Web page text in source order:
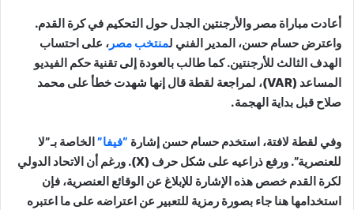
أعادت مباراة مصر والأرجنتين الجدل حول التحكيم في كرة القدم.
واعترض حسام حسن، المدير الفني لمنتخب مصر ، على احتساب
الهدف الثالث للأرجنتين. كما طالب بالعودة إلى تقنية حكم الفيديو
المساعد (VAR)، لمراجعة لقطة قال إنها شهدت خطأ على محمد
صلاح قبل بداية الهجمة.
وفي لقطة لافتة، استخدم حسام حسن إشارة “فيفا”الخاصة بـ”لا
للعنصرية”. ورفع ذراعيه على شكل حرف (X). ورغم أن الاتحاد الدولي
لكرة القدم خصص هذه الإشارة للإبلاغ عن الوقائع العنصرية، فإن
استخدامها هنا جاء بصورة رمزية للتعبير عن اعتراضه على ما اعتبره